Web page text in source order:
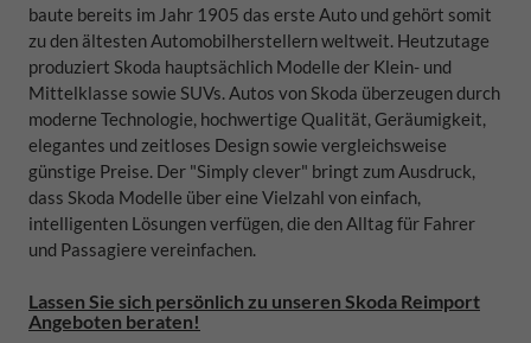
baute bereits im Jahr 1905 das erste Auto und gehört somit
zu den ältesten Automobilherstellern weltweit. Heutzutage
produziert Skoda hauptsächlich Modelle der Klein- und
Mittelklasse sowie SUVs. Autos von Skoda überzeugen durch
moderne Technologie, hochwertige Qualität, Geräumigkeit,
elegantes und zeitloses Design sowie vergleichsweise
günstige Preise. Der "Simply clever" bringt zum Ausdruck,
dass Skoda Modelle über eine Vielzahl von einfach,
intelligenten Lösungen verfügen, die den Alltag für Fahrer
und Passagiere vereinfachen.
Lassen Sie sich persönlich zu unseren Skoda Reimport
Angeboten beraten!